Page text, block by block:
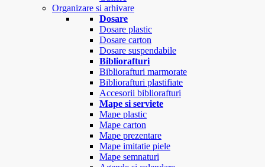
Organizare si arhivare
Dosare
Dosare plastic
Dosare carton
Dosare suspendabile
Bibliorafturi
Bibliorafturi marmorate
Bibliorafturi plastifiate
Accesorii bibliorafturi
Mape si serviete
Mape plastic
Mape carton
Mape prezentare
Mape imitatie piele
Mape semnaturi